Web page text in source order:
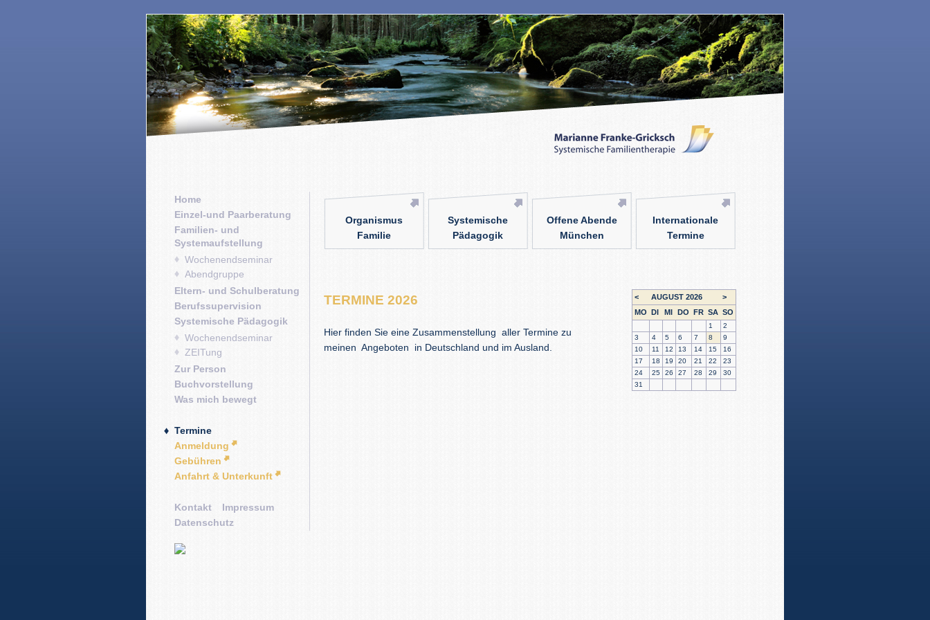
Home
Einzel-und Paarberatung
Familien- und
Systemaufstellung
Wochenendseminar
Abendgruppe
Eltern- und Schulberatung
Berufssupervision
Systemische Pädagogik
Wochenendseminar
ZEITung
Zur Person
Buchvorstellung
Was mich bewegt
Termine
Anmeldung
Gebühren
Anfahrt & Unterkunft
Kontakt
Impressum
Datenschutz
Organismus
Familie
Systemische
Pädagogik
Offene Abende
München
Internationale
Termine
< AUGUST 2026
>
MO DI MI DO FR SA SO
1
2
3
4 5 6 7 8
9
10
11 12 13 14 15
16
17
18 19 20 21 22
23
24
25 26 27 28 29
30
31
TERMINE 2026
Hier finden Sie eine Zusammenstellung aller Termine zu
meinen Angeboten in Deutschland und im Ausland.